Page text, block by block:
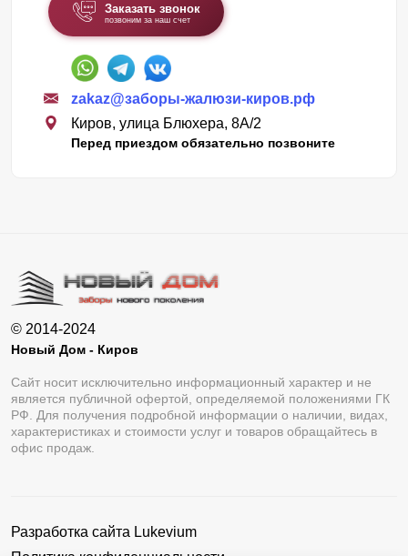
Заказать звонок
позвоним за наш счет
zakaz@заборы-жалюзи-киров.рф
Киров, улица Блюхера, 8А/2
Перед приездом обязательно позвоните
© 2014-2024
Новый Дом - Киров
Сайт носит исключительно информационный характер и не
является публичной офертой, определяемой положениями ГК
РФ. Для получения подробной информации о наличии, видах,
характеристиках и стоимости услуг и товаров обращайтесь в
офис продаж.
Разработка сайта Lukevium